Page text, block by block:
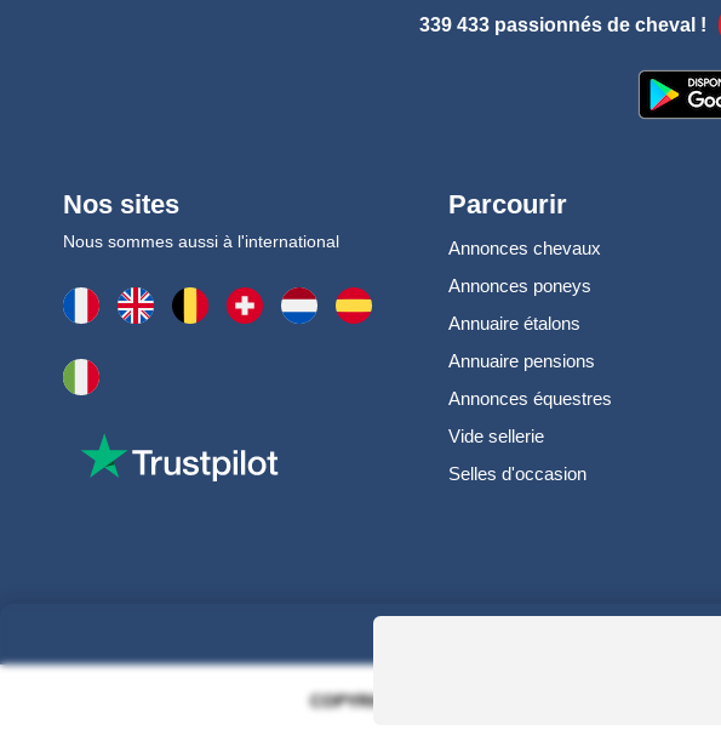
339 433 passionnés de cheval !
Nos sites
Nous sommes aussi à l'international
Parcourir
Annonces chevaux
Annonces poneys
Annuaire étalons
Annuaire pensions
Annonces équestres
Vide sellerie
Selles d'occasion
COPYRIGHT 2006 - 2025 - EQUIRODI SAS -